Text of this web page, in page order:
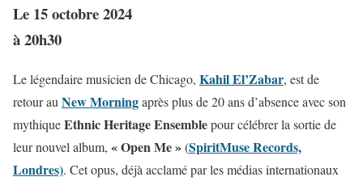
Le 15 octobre 2024
à20h30
Le légendaire musicien de Chicago, Kahil El’Zabar, est de
retour au New Morningaprès plus de 20 ans d’absence avec son
mythiqueEthnic Heritage Ensemblepour célébrer la sortie de
leur nouvel album, « Open Me »(SpiritMuse Records,
Londres). Cet opus, déjà acclamé par les médias internationaux